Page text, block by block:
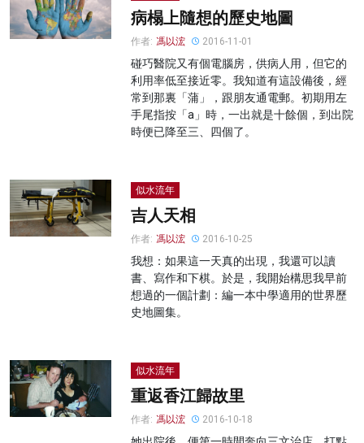
病榻上隨想的歷史地圖
作者: 馮以浤 2016-11-01
碰巧醫院又有個電腦房，供病人用，但它的
利用率低至接近零。我知道有這設備後，經
常到那裏「蒲」，跟朋友通電郵。初期用左
手尾指按「a」時，一出就是十餘個，到出院
時便已降至三、四個了。
似水流年
吉人天相
作者: 馮以浤 2016-10-25
我想：如果這一天真的出現，我還可以讀
書、寫作和下棋。於是，我開始構思我早前
想過的一個計劃：編一本中學適用的世界歷
史地圖集。
似水流年
重返香江歸故里
作者: 馮以浤 2016-10-18